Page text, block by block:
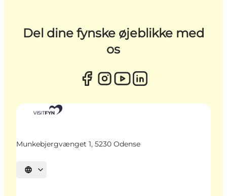
Del dine fynske øjeblikke med
os
Munkebjergvænget 1, 5230 Odense
Vælg sprog